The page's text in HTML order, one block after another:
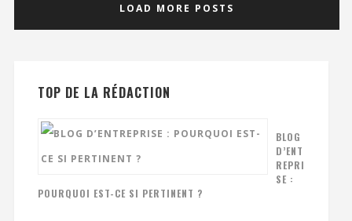
LOAD MORE POSTS
TOP DE LA RÉDACTION
BLOG
D’ENT
REPRI
SE :
POURQUOI EST-CE SI PERTINENT ?